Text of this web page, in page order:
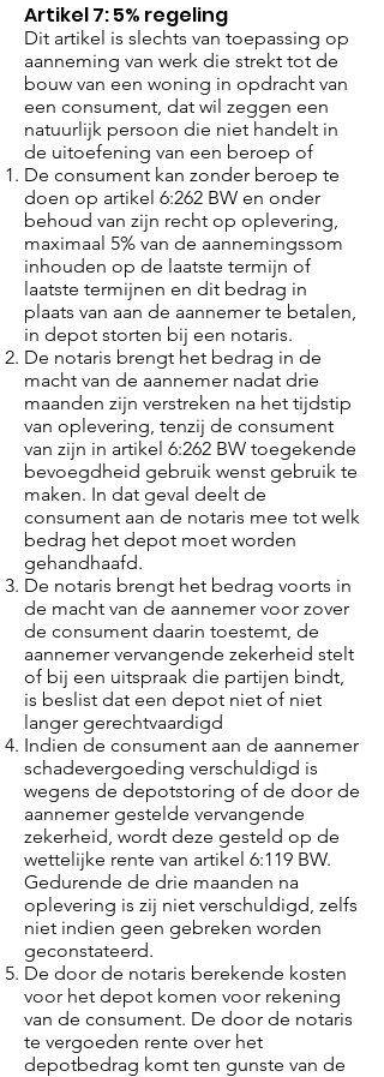
Artikel 7: 5% regeling
Dit artikel is slechts van toepassing op
aanneming van werk die strekt tot de
bouw van een woning in opdracht van
een consument, dat wil zeggen een
natuurlijk persoon die niet handelt in
de uitoefening van een beroep of
De consument kan zonder beroep te
doen op artikel 6:262 BW en onder
behoud van zijn recht op oplevering,
maximaal 5% van de aannemingssom
inhouden op de laatste termijn of
laatste termijnen en dit bedrag in
plaats van aan de aannemer te betalen,
in depot storten bij een notaris.
De notaris brengt het bedrag in de
macht van de aannemer nadat drie
maanden zijn verstreken na het tijdstip
van oplevering, tenzij de consument
van zijn in artikel 6:262 BW toegekende
bevoegdheid gebruik wenst gebruik te
maken. In dat geval deelt de
consument aan de notaris mee tot welk
bedrag het depot moet worden
gehandhaafd.
De notaris brengt het bedrag voorts in
de macht van de aannemer voor zover
de consument daarin toestemt, de
aannemer vervangende zekerheid stelt
of bij een uitspraak die partijen bindt,
is beslist dat een depot niet of niet
langer gerechtvaardigd
Indien de consument aan de aannemer
schadevergoeding verschuldigd is
wegens de depotstoring of de door de
aannemer gestelde vervangende
zekerheid, wordt deze gesteld op de
wettelijke rente van artikel 6:119 BW.
Gedurende de drie maanden na
oplevering is zij niet verschuldigd, zelfs
niet indien geen gebreken worden
geconstateerd.
De door de notaris berekende kosten
voor het depot komen voor rekening
van de consument. De door de notaris
te vergoeden rente over het
depotbedrag komt ten gunste van de